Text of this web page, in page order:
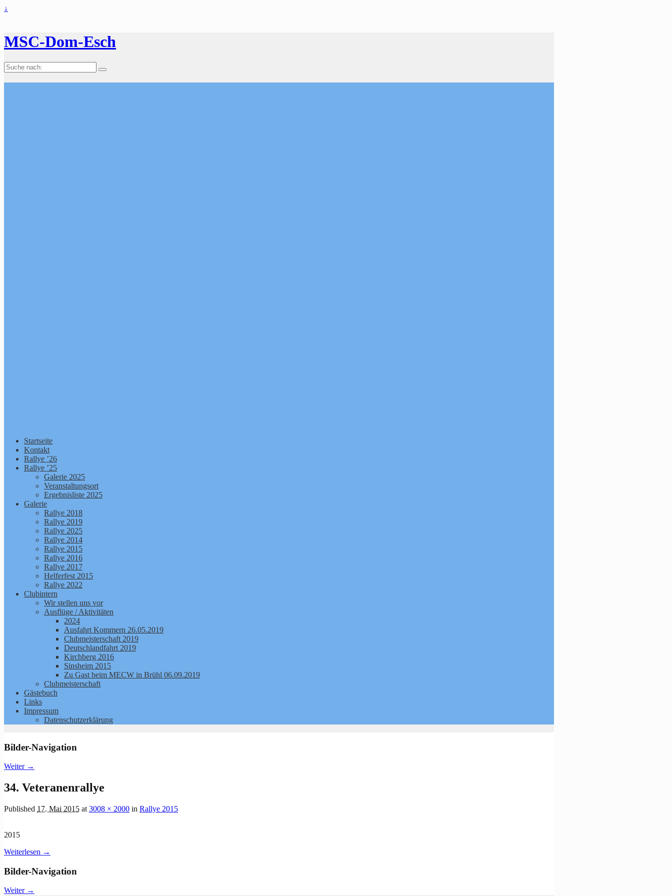
↓
MSC-Dom-Esch
Suche
nach:
Startseite
Kontakt
Rallye ’26
Rallye ’25
Galerie 2025
Veranstaltungsort
Ergebnisliste 2025
Galerie
Rallye 2018
Rallye 2019
Rallye 2025
Rallye 2014
Rallye 2015
Rallye 2016
Rallye 2017
Helferfest 2015
Rallye 2022
Clubintern
Wir stellen uns vor
Ausflüge / Aktivitäten
2024
Ausfahrt Kommern 26.05.2019
Clubmeisterschaft 2019
Deutschlandfahrt 2019
Kirchberg 2016
Sinsheim 2015
Zu Gast beim MECW in Brühl 06.09.2019
Clubmeisterschaft
Gästebuch
Links
Impressum
Datenschutzerklärung
Bilder-Navigation
Weiter →
34. Veteranenrallye
Published 17. Mai 2015 at 3008 × 2000 in Rallye 2015
2015
Weiterlesen →
Bilder-Navigation
Weiter →